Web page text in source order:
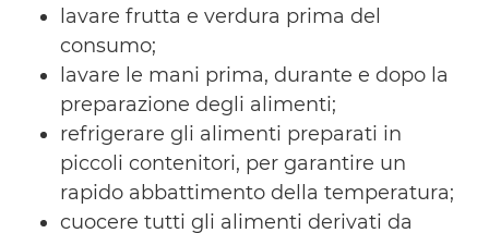
lavare frutta e verdura prima del
consumo;
lavare le mani prima, durante e dopo la
preparazione degli alimenti;
refrigerare gli alimenti preparati in
piccoli contenitori, per garantire un
rapido abbattimento della temperatura;
cuocere tutti gli alimenti derivati da